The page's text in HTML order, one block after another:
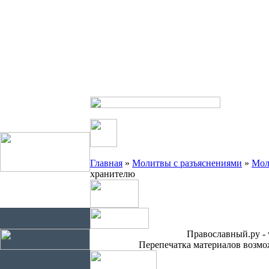
Главная » Молитвы с разъяснениями »
хранителю
Православный.ру -
Перепечатка материалов